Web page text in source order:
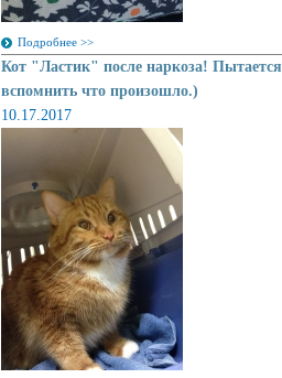
Подробнее >>
Кот "Ластик" после наркоза! Пытается
вспомнить что произошло.)
10.17.2017